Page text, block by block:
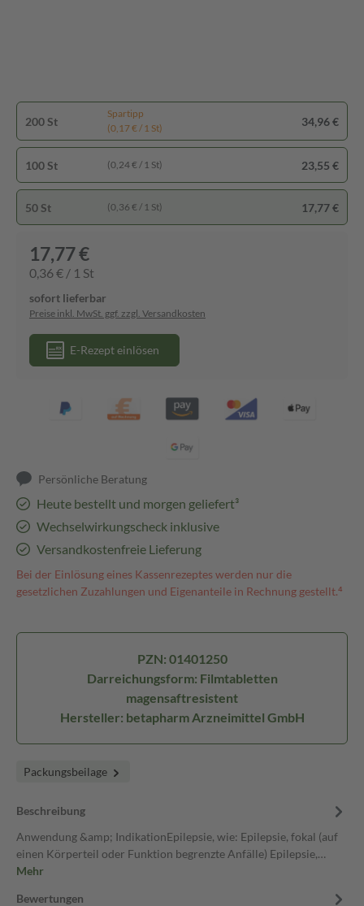
200 St
Spartipp
(0,17 € / 1 St)
34,96 €
100 St (0,24 € / 1 St) 23,55 €
50 St (0,36 € / 1 St) 17,77 €
17,77 €
0,36 € / 1 St
sofort lieferbar
Preise inkl. MwSt. ggf. zzgl. Versandkosten
E-Rezept einlösen
Persönliche Beratung
Heute bestellt und morgen geliefert³
Wechselwirkungscheck inklusive
Versandkostenfreie Lieferung
Bei der Einlösung eines Kassenrezeptes werden nur die
gesetzlichen Zuzahlungen und Eigenanteile in Rechnung gestellt.⁴
PZN: 01401250
Darreichungsform: Filmtabletten
magensaftresistent
Hersteller: betapharm Arzneimittel GmbH
Packungsbeilage
Beschreibung
Anwendung &amp; IndikationEpilepsie, wie: Epilepsie, fokal (auf
einen Körperteil oder Funktion begrenzte Anfälle) Epilepsie,…
Mehr
Bewertungen